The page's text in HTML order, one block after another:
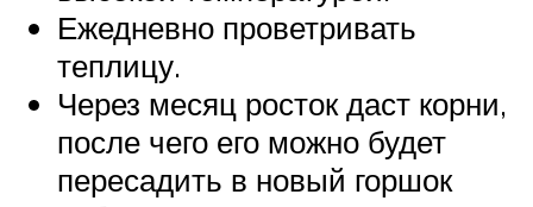
Ежедневно проветривать
теплицу.
Через месяц росток даст корни,
после чего его можно будет
пересадить в новый горшок